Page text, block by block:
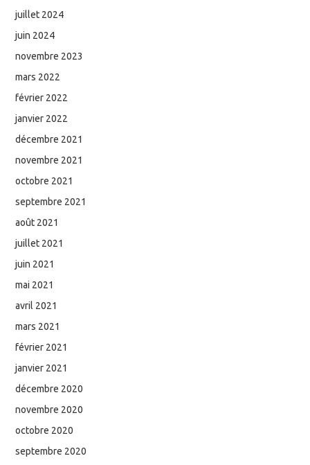
juillet 2024
juin 2024
novembre 2023
mars 2022
février 2022
janvier 2022
décembre 2021
novembre 2021
octobre 2021
septembre 2021
août 2021
juillet 2021
juin 2021
mai 2021
avril 2021
mars 2021
février 2021
janvier 2021
décembre 2020
novembre 2020
octobre 2020
septembre 2020